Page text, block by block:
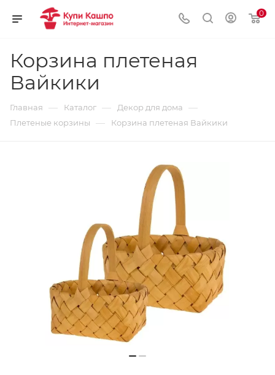
0
Корзина плетеная
Вайкики
Главная — Каталог — Декор для дома —
Плетеные корзины — Корзина плетеная Вайкики